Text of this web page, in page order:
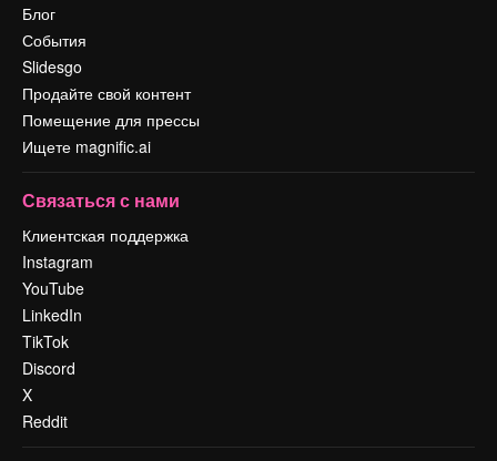
Блог
События
Slidesgo
Продайте свой контент
Помещение для прессы
Ищете magnific.ai
Связаться с нами
Клиентская поддержка
Instagram
YouTube
LinkedIn
TikTok
Discord
X
Reddit